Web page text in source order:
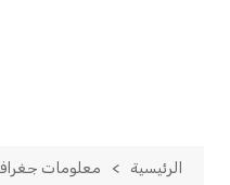
الرئيسية معلومات